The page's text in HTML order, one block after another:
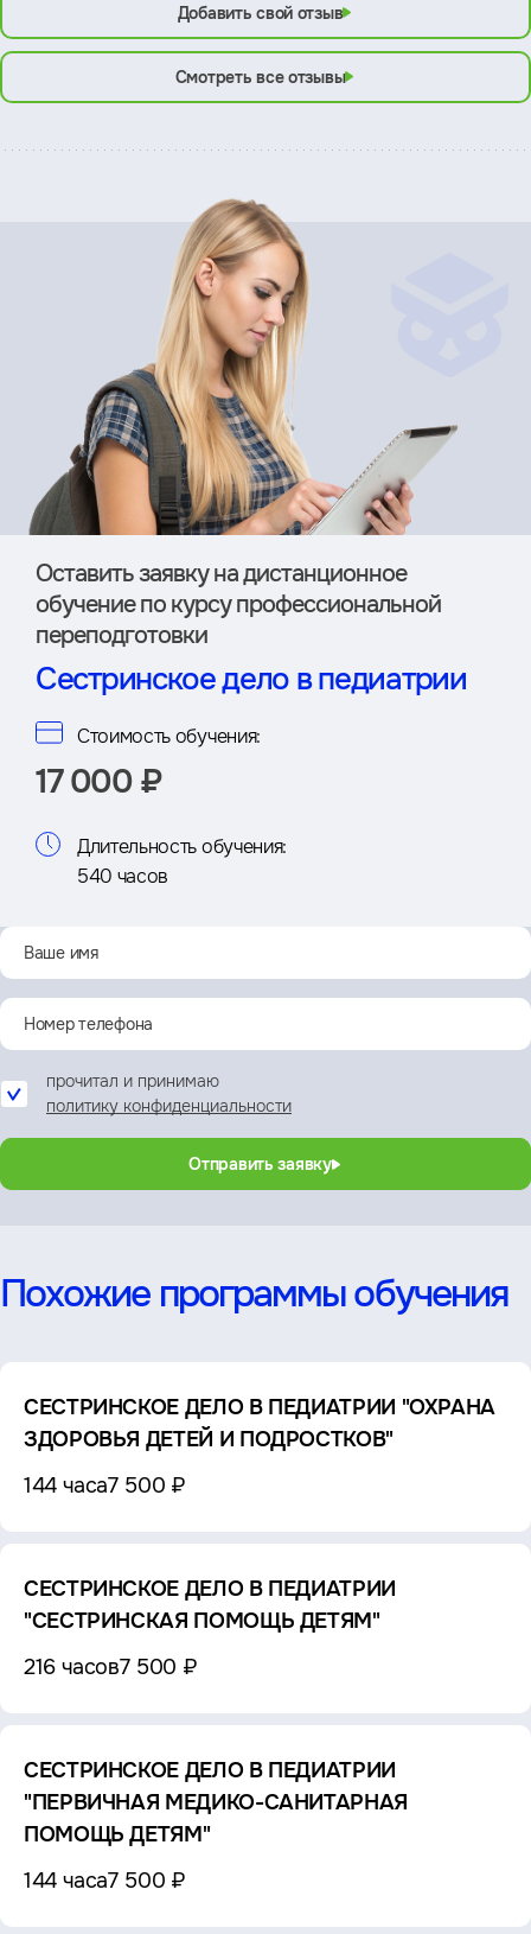
Добавить свой отзыв
Смотреть все отзывы
Оставить заявку на дистан­ционное
обучение по курсу профессиональной
переподготовки
Сестринское дело в педиатрии
Стоимость обучения:
17 000 ₽
Длительность обучения:
540 часов
прочитал и принимаю
политику конфиденциальности
Отправить заявку
Похожие программы обучения
СЕСТРИНСКОЕ ДЕЛО В ПЕДИАТРИИ "ОХРАНА
ЗДОРОВЬЯ ДЕТЕЙ И ПОДРОСТКОВ"
144 часа7 500 ₽
СЕСТРИНСКОЕ ДЕЛО В ПЕДИАТРИИ
"СЕСТРИНСКАЯ ПОМОЩЬ ДЕТЯМ"
216 часов7 500 ₽
СЕСТРИНСКОЕ ДЕЛО В ПЕДИАТРИИ
"ПЕРВИЧНАЯ МЕДИКО-САНИТАРНАЯ
ПОМОЩЬ ДЕТЯМ"
144 часа7 500 ₽